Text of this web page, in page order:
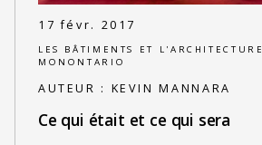
17 févr. 2017
LES BÂTIMENTS ET L'ARCHITECTURE
MONONTARIO
AUTEUR : KEVIN MANNARA
Ce qui était et ce qui sera